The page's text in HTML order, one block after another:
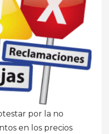
por la no
en los precios